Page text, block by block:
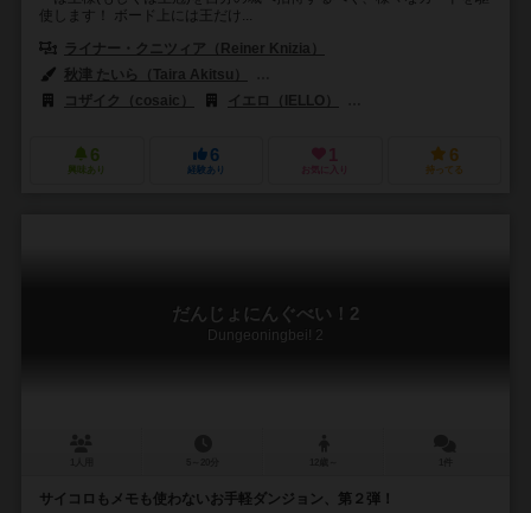
使します！ ボード上には王だけ...
ライナー・クニツィア（Reiner Knizia）
秋津 たいら（Taira Akitsu）
コザイク（cosaic）
イエロ（IELLO）
6
興味あり
6
経験あり
1
お気に入り
6
持ってる
だんじょにんぐべい！2
Dungeoningbei! 2
サイコロもメモも使わないお手軽ダンジョン、第２弾！